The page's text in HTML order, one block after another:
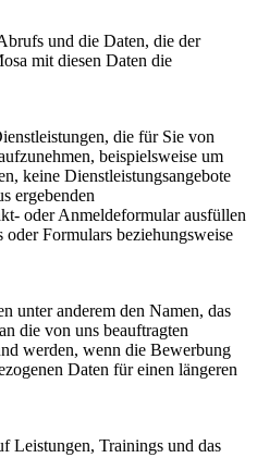
und die Daten, die der
mit diesen Daten die
die für Sie von
beispielsweise um
keine Dienstleistungsangebote
ergebenden
oder Anmeldeformular ausfüllen
Formulars beziehungsweise
unter anderem den Namen, das
die von uns beauftragten
werden, wenn die Bewerbung
Daten für einen längeren
Leistungen, Trainings und das